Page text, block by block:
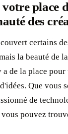
place
des
certains
la beauté de
de la place pour
Que vous
de
pouvez